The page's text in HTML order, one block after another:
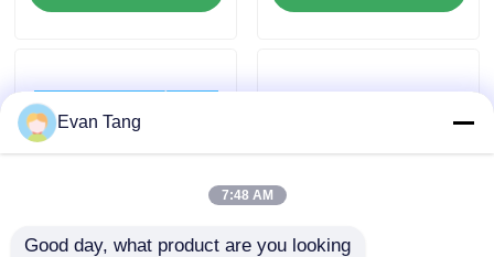
引金 を 求め て ください
国境を越えた調達
Evan Tang
7:48 AM
Good day, what product are you looking